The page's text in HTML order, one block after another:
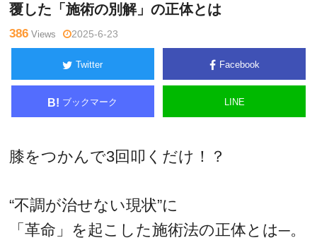
覆した「施術の別解」の正体とは
386 Views 2025-6-23
Twitter Facebook
B! ブックマーク LINE
膝をつかんで3回叩くだけ！？
“不調が治せない現状”に
「革命」を起こした施術法の正体とは─。